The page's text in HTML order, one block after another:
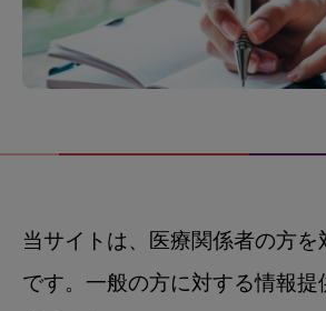
当サイトは、医療関係者の方を
です。一般の方に対する情報提